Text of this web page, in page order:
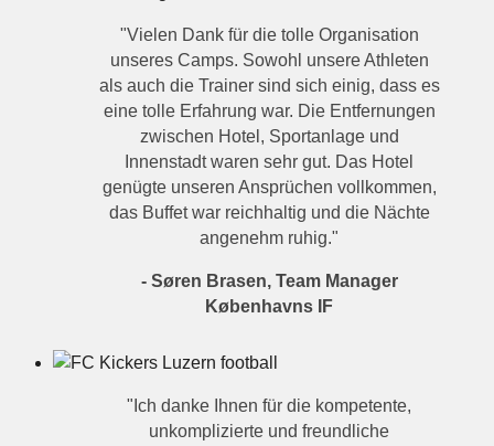
"Vielen Dank für die tolle Organisation
unseres Camps. Sowohl unsere Athleten
als auch die Trainer sind sich einig, dass es
eine tolle Erfahrung war. Die Entfernungen
zwischen Hotel, Sportanlage und
Innenstadt waren sehr gut. Das Hotel
genügte unseren Ansprüchen vollkommen,
das Buffet war reichhaltig und die Nächte
angenehm ruhig."
- Søren Brasen, Team Manager
Københavns IF
"Ich danke Ihnen für die kompetente,
unkomplizierte und freundliche